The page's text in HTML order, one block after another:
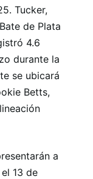
Tucker,
de Plata
4.6
durante la
se ubicará
Betts,
a
13 de